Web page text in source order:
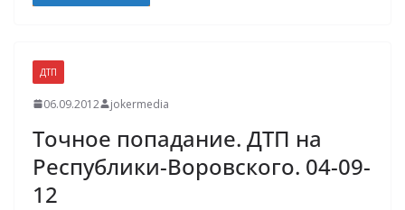
ДТП
06.09.2012 jokermedia
Точное попадание. ДТП на
Республики-Воровского. 04-09-
12